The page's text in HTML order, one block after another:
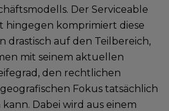
Der Serviceable
hingegen komprimiert diese
drastisch auf den Teilbereich,
mit seinem aktuellen
den rechtlichen
Fokus tatsächlich
Dabei wird aus einem